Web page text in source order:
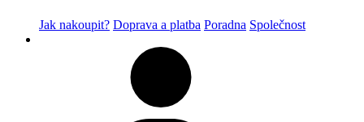
Jak nakoupit? Doprava a platba Poradna Společnost